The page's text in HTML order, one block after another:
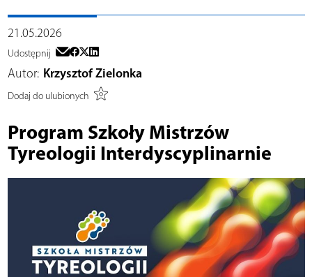
21.05.2026
Udostępnij
Autor: Krzysztof Zielonka
Dodaj do ulubionych
Program Szkoły Mistrzów
Tyreologii Interdyscyplinarnie